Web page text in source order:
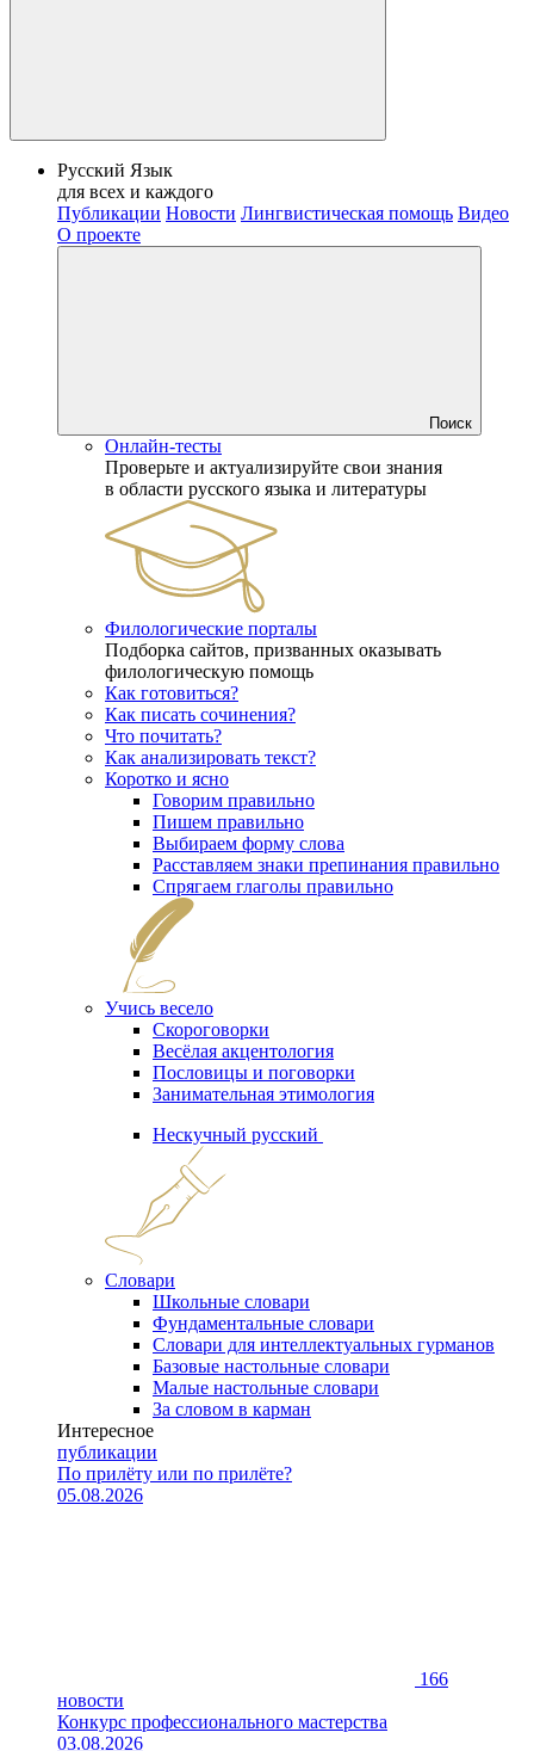
Русский Язык
для всех и каждого
Публикации Новости Лингвистическая помощь Видео
О проекте
Поиск
Онлайн-тесты
Проверьте и актуализируйте свои знания
в области русского языка и литературы
Филологические порталы
Подборка сайтов, призванных оказывать
филологическую помощь
Как готовиться?
Как писать сочинения?
Что почитать?
Как анализировать текст?
Коротко и ясно
Говорим правильно
Пишем правильно
Выбираем форму слова
Расставляем знаки препинания правильно
Спрягаем глаголы правильно
Учись весело
Скороговорки
Весёлая акцентология
Пословицы и поговорки
Занимательная этимология
Нескучный русский
Словари
Школьные словари
Фундаментальные словари
Словари для интеллектуальных гурманов
Базовые настольные словари
Малые настольные словари
За словом в карман
Интересное
публикации
По прилёту или по прилёте?
05.08.2026
166
новости
Конкурс профессионального мастерства
03.08.2026